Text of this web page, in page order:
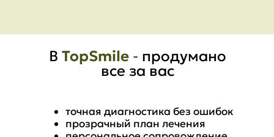
В TopSmile - продумано
все за вас
точная диагностика без ошибок
прозрачный план лечения